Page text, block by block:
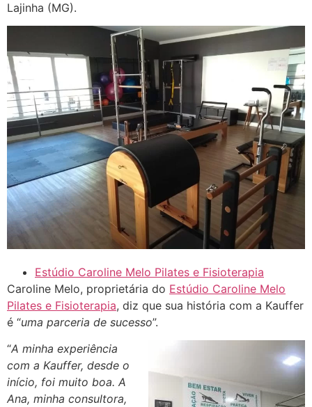
Lajinha (MG).
Estúdio Caroline Melo Pilates e Fisioterapia
Caroline Melo, proprietária do Estúdio Caroline Melo
Pilates e Fisioterapia, diz que sua história com a Kauffer
é “uma parceria de sucesso”.
“A minha experiência
com a Kauffer, desde o
início, foi muito boa. A
Ana, minha consultora,